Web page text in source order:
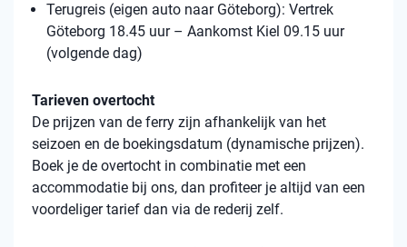
Terugreis (eigen auto naar Göteborg): Vertrek
Göteborg 18.45 uur – Aankomst Kiel 09.15 uur
(volgende dag)
Tarieven overtocht
De prijzen van de ferry zijn afhankelijk van het
seizoen en de boekingsdatum (dynamische prijzen).
Boek je de overtocht in combinatie met een
accommodatie bij ons, dan profiteer je altijd van een
voordeliger tarief dan via de rederij zelf.